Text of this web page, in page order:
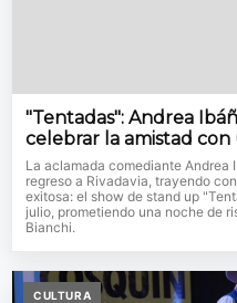
"Tentadas": Andrea
celebrar la amistad
La aclamada comediante Andrea
regreso a Rivadavia, trayendo
exitosa: el show de stand up
julio, prometiendo una noche de
Bianchi.
CULTURA